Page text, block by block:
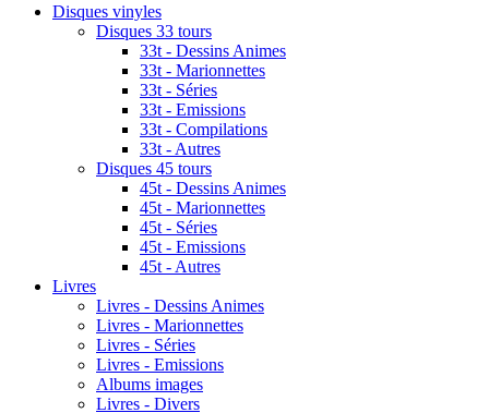
Disques vinyles
Disques 33 tours
33t - Dessins Animes
33t - Marionnettes
33t - Séries
33t - Emissions
33t - Compilations
33t - Autres
Disques 45 tours
45t - Dessins Animes
45t - Marionnettes
45t - Séries
45t - Emissions
45t - Autres
Livres
Livres - Dessins Animes
Livres - Marionnettes
Livres - Séries
Livres - Emissions
Albums images
Livres - Divers